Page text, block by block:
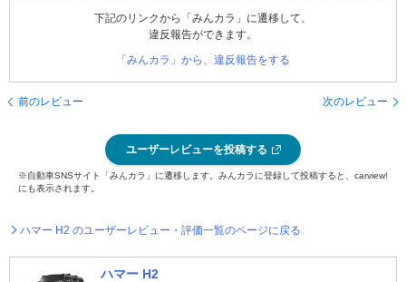
下記のリンクから「みんカラ」に遷移して、
違反報告ができます。
「みんカラ」から、違反報告をする
前のレビュー 次のレビュー
ユーザーレビューを投稿する
※自動車SNSサイト「みんカラ」に遷移します。みんカラに登録して投稿すると、carview!
にも表示されます。
ハマー H2 のユーザーレビュー・評価一覧のページに戻る
ハマー H2